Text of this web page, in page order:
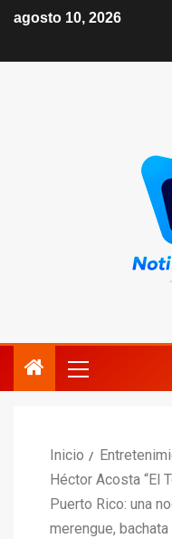
agosto 10, 2026
Inicio
Héctor Acosta “El
Puerto Rico: una
merengue,